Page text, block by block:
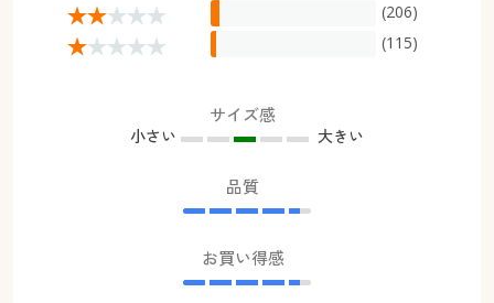
(206)
(115)
サイズ感
小さい 大きい
品質
お買い得感